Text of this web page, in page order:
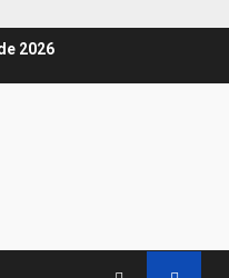
2026